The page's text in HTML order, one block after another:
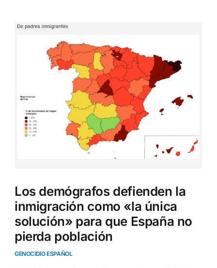
Ver
Los demógrafos defienden la
inmigración como «la única
solución» para que España no
pierda población
GENOCIDIO ESPAÑOL